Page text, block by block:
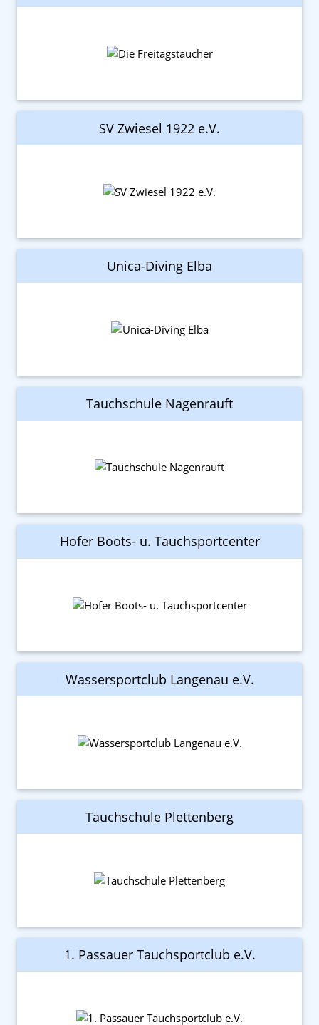
SV Zwiesel 1922 e.V.
Unica-Diving Elba
Tauchschule Nagenrauft
Hofer Boots- u. Tauchsportcenter
Wassersportclub Langenau e.V.
Tauchschule Plettenberg
1. Passauer Tauchsportclub e.V.